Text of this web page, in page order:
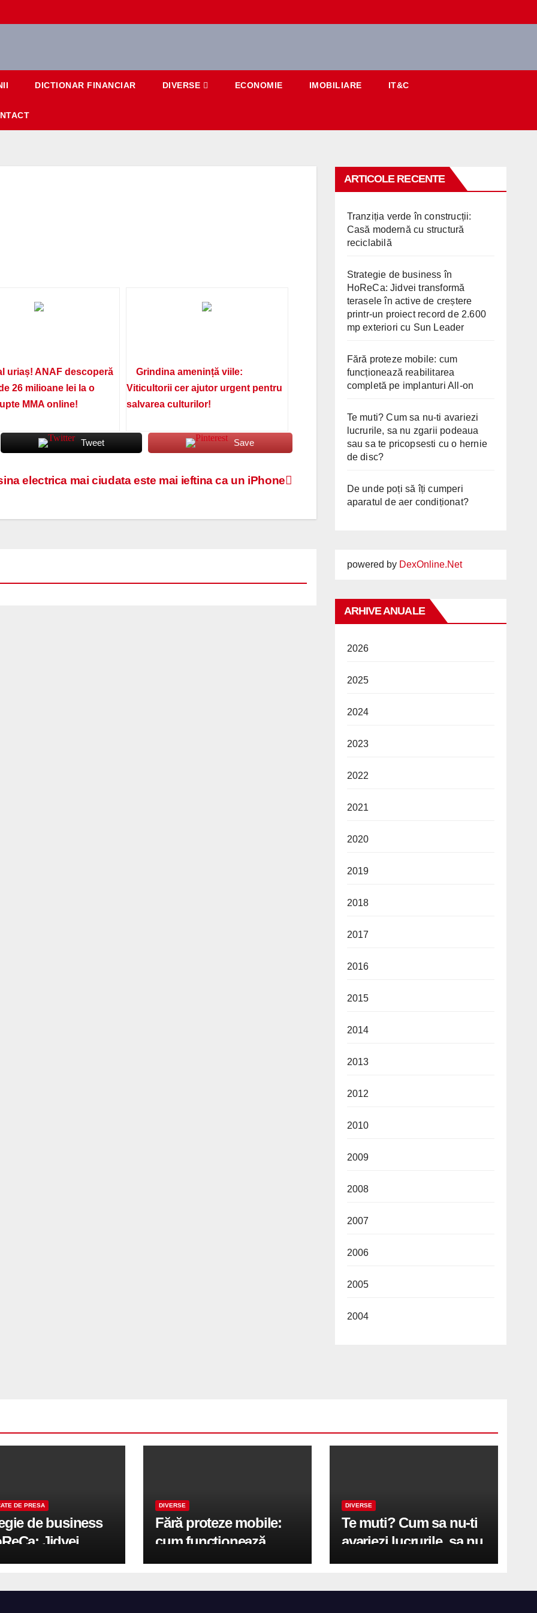
DICTIONAR FINANCIAR DIVERSE ECONOMIE IMOBILIARE IT&C
uriaș! ANAF descoperă
26 milioane lei la o
MMA online!
Grindina amenință viile:
Viticultorii cer ajutor urgent pentru
salvarea culturilor!
Tweet Save
electrica mai ciudata este mai ieftina ca un iPhone
ARTICOLE RECENTE
Tranziția verde în construcții:
Casă modernă cu structură
reciclabilă
Strategie de business în
HoReCa: Jidvei transformă
terasele în active de creștere
printr-un proiect record de 2.600
mp exteriori cu Sun Leader
Fără proteze mobile: cum
funcționează reabilitarea
completă pe implanturi All-on
Te muti? Cum sa nu-ti avariezi
lucrurile, sa nu zgarii podeaua
sau sa te pricopsesti cu o hernie
de disc?
De unde poți să îți cumperi
aparatul de aer condiționat?
powered by DexOnline.Net
ARHIVE ANUALE
2026
2025
2024
2023
2022
2021
2020
2019
2018
2017
2016
2015
2014
2013
2012
2010
2009
2008
2007
2006
2005
2004
DE PRESA
de business
Jidvei
terasele în
DIVERSE
Fără proteze mobile:
cum funcționează
reabilitarea completă
DIVERSE
Te muti? Cum sa nu-ti
avariezi lucrurile, sa nu
zgarii podeaua sau sa